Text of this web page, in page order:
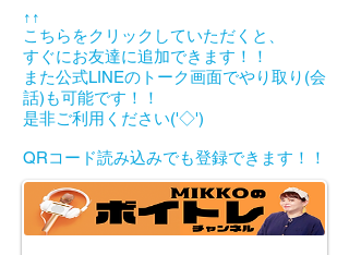
↑↑
こちらをクリックしていただくと、
すぐにお友達に追加できます！！
また公式LINEのトーク画面でやり取り(会
話)も可能です！！
是非ご利用ください('◇')ゞ
​QRコード読み込みでも登録できます！！